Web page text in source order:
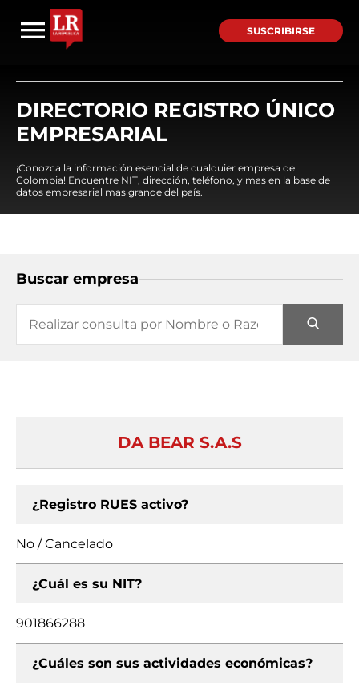
SUSCRIBIRSE
DIRECTORIO REGISTRO ÚNICO
EMPRESARIAL
¡Conozca la información esencial de cualquier empresa de
Colombia! Encuentre NIT, dirección, teléfono, y mas en la base de
datos empresarial mas grande del país.
Buscar empresa
DA BEAR S.A.S
¿Registro RUES activo?
No / Cancelado
¿Cuál es su NIT?
901866288
¿Cuáles son sus actividades económicas?